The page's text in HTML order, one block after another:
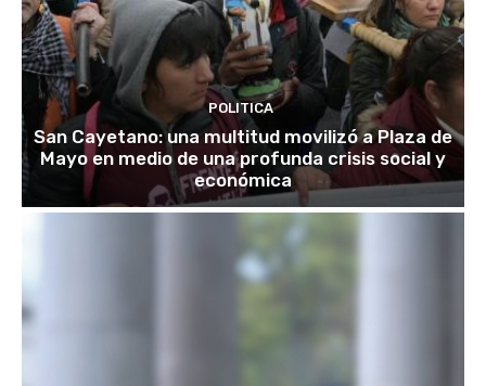
POLITICA
San Cayetano: una multitud movilizó a Plaza de
Mayo en medio de una profunda crisis social y
económica